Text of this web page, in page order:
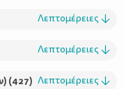
Λεπτομέρειες ↓
Λεπτομέρειες ↓
(427) Λεπτομέρειες ↓